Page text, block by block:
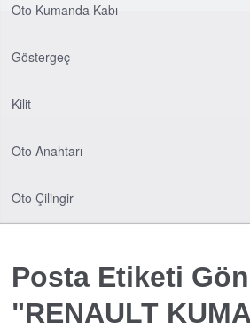
Oto Kumanda Kabı
Göstergeç
Kilit
Oto Anahtarı
Oto Çilingir
Posta Etiketi
"RENAULT